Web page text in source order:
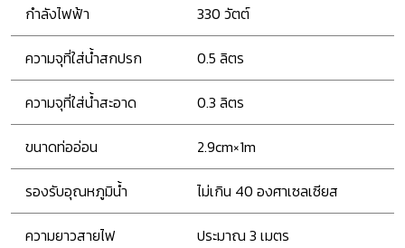
กำลังไฟฟ้า 330 วัตต์
ความจุที่ใส่น้ำสกปรก 0.5 ลิตร
ความจุที่ใส่น้ำสะอาด 0.3 ลิตร
ขนาดท่ออ่อน 2.9cm×1m
รองรับอุณหภูมิน้ำ ไม่เกิน 40 องศาเซลเซียส
ความยาวสายไฟ ประมาณ 3 เมตร